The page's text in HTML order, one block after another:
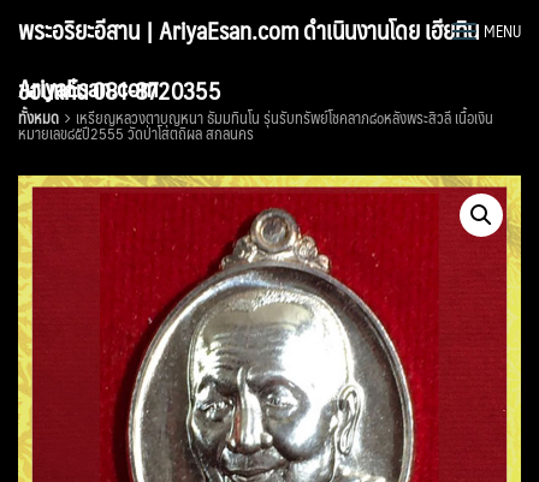
พระอริยะอีสาน | AriyaEsan.com ดำเนินงานโดย เฮียทิน
ขอนแก่น 081-8720355
MENU
AriyaEsan.com
ทั้งหมด เหรียญหลวงตาบุญหนา ธัมมทินโน รุ่นรับทรัพย์โชคลาภ๘๐หลังพระสิวลี เนื้อเงิน
หมายเลข๘๕ปี2555 วัดป่าโสตถิผล สกลนคร